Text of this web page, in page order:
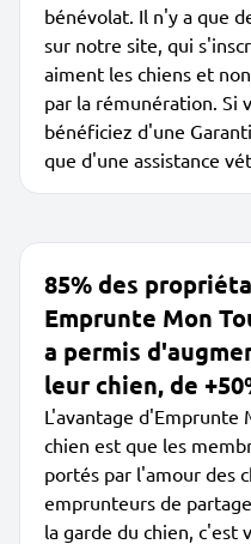
bénévolat. Il n'y a que
sur notre site, qui
aiment les chiens et
par la rémunération. Si
bénéficiez d'une
que d'une assistance
85% des
Emprunte Mon
a permis
leur chien, de
L'avantage d'Emprunte
chien est que les
portés par l'amour des
emprunteurs de
la garde du chien, c'est